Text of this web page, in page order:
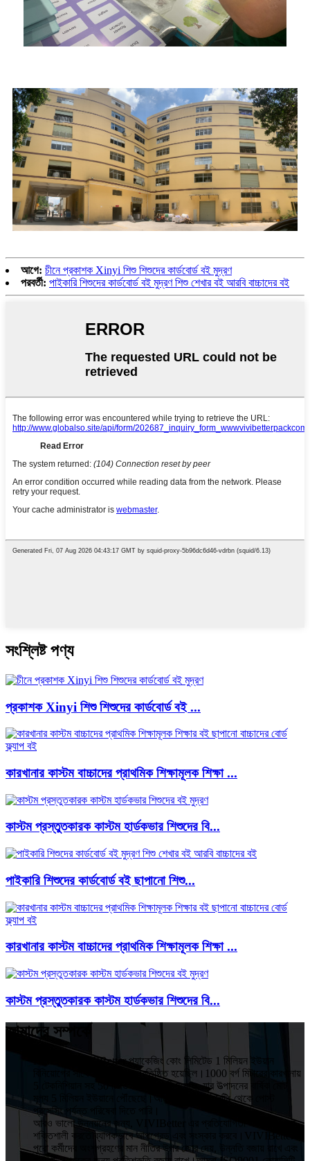
আগে: চীনে প্রকাশক Xinyi শিশু শিশুদের কার্ডবোর্ড বই মুদ্রণ
পরবর্তী: পাইকারি শিশুদের কার্ডবোর্ড বই মুদ্রণ শিশু শেখার বই আরবি বাচ্চাদের বই
সংশ্লিষ্ট পণ্য
প্রকাশক Xinyi শিশু শিশুদের কার্ডবোর্ড বই ...
কারখানার কাস্টম বাচ্চাদের প্রাথমিক শিক্ষামূলক শিক্ষা ...
কাস্টম প্রস্তুতকারক কাস্টম হার্ডকভার শিশুদের বি...
পাইকারি শিশুদের কার্ডবোর্ড বই ছাপানো শিশু...
কারখানার কাস্টম বাচ্চাদের প্রাথমিক শিক্ষামূলক শিক্ষা ...
কাস্টম প্রস্তুতকারক কাস্টম হার্ডকভার শিশুদের বি...
আমাদের সম্পর্কে
HuiZhou VIVIBetter প্যাকেজিং কোং লিমিটেড 1 মিলিয়ন ইউয়ান
বিনিয়োগের সাথে 2015 সালে প্রতিষ্ঠিত হয়েছিল।1000 বর্গ মিটারের কারখানায়
5 টেকনিশিয়ান সহ 50 টিরও বেশি কর্মচারী রয়েছে, যার উত্পাদনের বার্ষিক মোট
মূল্য 5 মিলিয়ন ইউয়ানে পৌঁছেছে।আমরা ডিজাইন, প্রিন্টিং থেকে পোস্ট
প্রসেসিং পর্যন্ত পরিষেবা দিতে পারি।
আরও ভালো উন্নয়নের জন্য, VIVIBetter এর প্রতিযোগিতা এবং প্রভাবকে
শক্তিশালী করতে ব্যাপকভাবে আপগ্রেড এবং সংস্কার করবে।VIVIBetter
পুরো কর্মীদের অংশগ্রহণের মান নীতির উপর জোর দেয়, উন্নতি বজায় রাখে এবং